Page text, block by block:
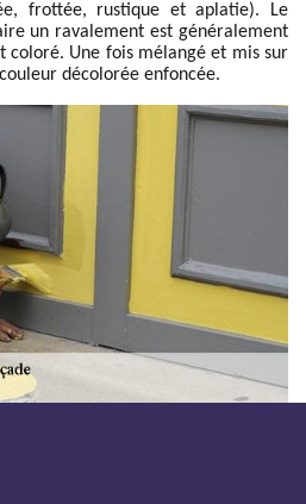
frottée, rustique et aplatie). Le
un ravalement est généralement
coloré. Une fois mélangé et mis sur
décolorée enfoncée.